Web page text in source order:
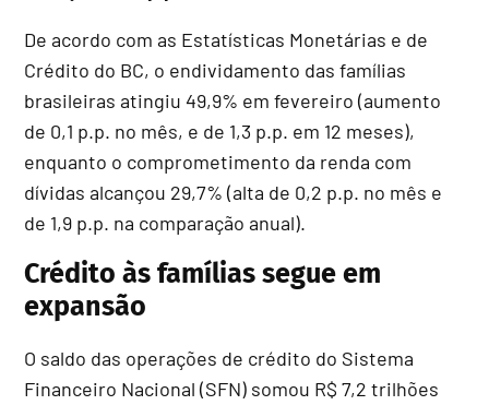
De acordo com as Estatísticas Monetárias e de
Crédito do BC, o endividamento das famílias
brasileiras atingiu 49,9% em fevereiro (aumento
de 0,1 p.p. no mês, e de 1,3 p.p. em 12 meses),
enquanto o comprometimento da renda com
dívidas alcançou 29,7% (alta de 0,2 p.p. no mês e
de 1,9 p.p. na comparação anual).
Crédito às famílias segue em
expansão
O saldo das operações de crédito do Sistema
Financeiro Nacional (SFN) somou R$ 7,2 trilhões